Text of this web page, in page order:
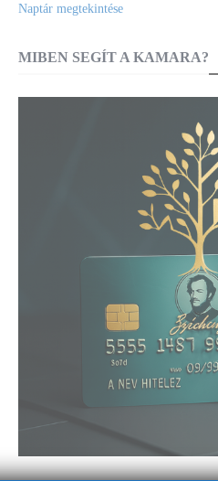
Naptár megtekintése
MIBEN SEGÍT A KAMARA?